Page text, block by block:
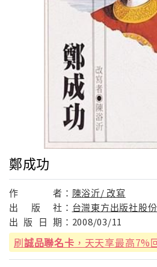
鄭成功
作 者： 陳浴沂/ 改寫
出
版 社： 台灣東方出版社股
出 版 日 期： 2008/03/11
刷誠品聯名卡 ，天天享最高7%